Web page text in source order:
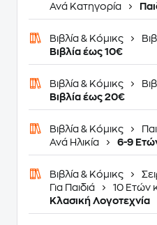
Ανά Κατηγορία
Βιβλία & Κόμικς
Βιβλία έως 10€
Βιβλία & Κόμικς
Βιβλία έως 20€
Βιβλία & Κόμικς
Ανά Ηλικία
6-9
Βιβλία & Κόμικς
Για Παιδιά
10 Ετών
Κλασική Λογοτεχνία